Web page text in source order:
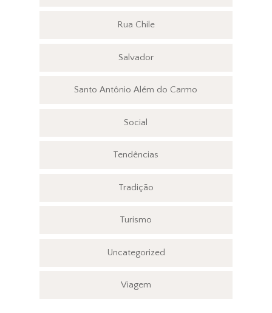
Rua Chile
Salvador
Santo Antônio Além do Carmo
Social
Tendências
Tradição
Turismo
Uncategorized
Viagem